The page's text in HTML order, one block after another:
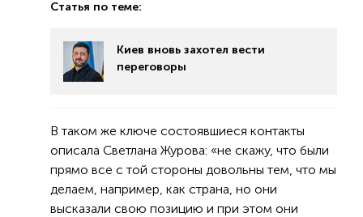
Статья по теме:
Киев вновь захотел вести
переговоры
В таком же ключе состоявшиеся контакты
описала Светлана Журова: «не скажу, что были
прямо все с той стороны довольны тем, что мы
делаем, например, как страна, но они
высказали свою позицию и при этом они